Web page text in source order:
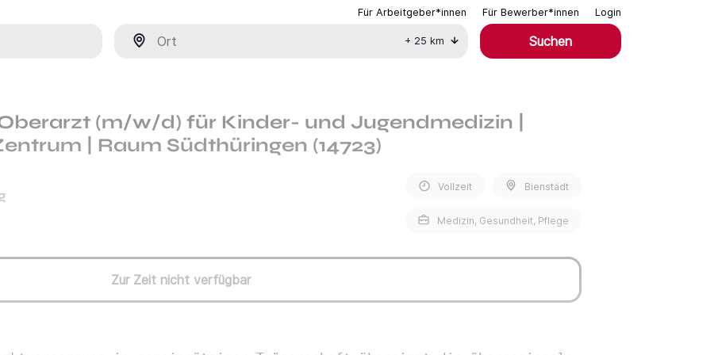
Für Arbeitgeber*innen Für Bewerber*innen Login
+ 25 km Suchen
(m/w/d) für Kinder- und Jugendmedizin |
| Raum Südthüringen (14723)
Vollzeit Bienstädt
Medizin, Gesundheit, Pflege
Zur Zeit nicht verfügbar